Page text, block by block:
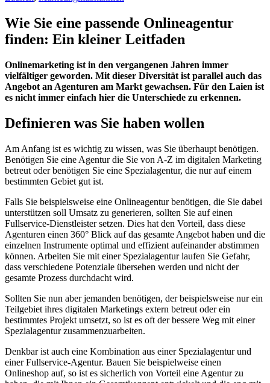
Wie Sie eine passende Onlineagentur
finden: Ein kleiner Leitfaden
Onlinemarketing ist in den vergangenen Jahren immer
vielfältiger geworden. Mit dieser Diversität ist parallel auch das
Angebot an Agenturen am Markt gewachsen. Für den Laien ist
es nicht immer einfach hier die Unterschiede zu erkennen.
Definieren was Sie haben wollen
Am Anfang ist es wichtig zu wissen, was Sie überhaupt benötigen.
Benötigen Sie eine Agentur die Sie von A-Z im digitalen Marketing
betreut oder benötigen Sie eine Spezialagentur, die nur auf einem
bestimmten Gebiet gut ist.
Falls Sie beispielsweise eine Onlineagentur benötigen, die Sie dabei
unterstützen soll Umsatz zu generieren, sollten Sie auf einen
Fullservice-Dienstleister setzen. Dies hat den Vorteil, dass diese
Agenturen einen 360° Blick auf das gesamte Angebot haben und die
einzelnen Instrumente optimal und effizient aufeinander abstimmen
können. Arbeiten Sie mit einer Spezialagentur laufen Sie Gefahr,
dass verschiedene Potenziale übersehen werden und nicht der
gesamte Prozess durchdacht wird.
Sollten Sie nun aber jemanden benötigen, der beispielsweise nur ein
Teilgebiet ihres digitalen Marketings extern betreut oder ein
bestimmtes Projekt umsetzt, so ist es oft der bessere Weg mit einer
Spezialagentur zusammenzuarbeiten.
Denkbar ist auch eine Kombination aus einer Spezialagentur und
einer Fullservice-Agentur. Bauen Sie beispielweise einen
Onlineshop auf, so ist es sicherlich von Vorteil eine Agentur zu